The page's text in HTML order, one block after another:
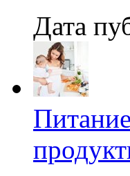
Дата